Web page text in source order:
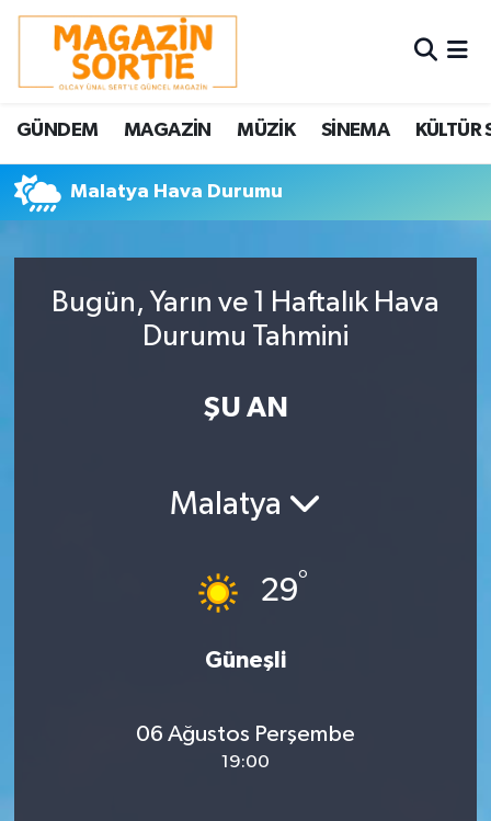
GÜNDEM MAGAZİN MÜZİK SİNEMA KÜLTÜR
Malatya Hava Durumu
Bugün, Yarın ve 1 Haftalık Hava
Durumu Tahmini
ŞU AN
Malatya
29°
Güneşli
06 Ağustos Perşembe
19:00
Nöbetçi Eczaneler
Hava Durumu
Trafik Durumu
Tüm Manşetler